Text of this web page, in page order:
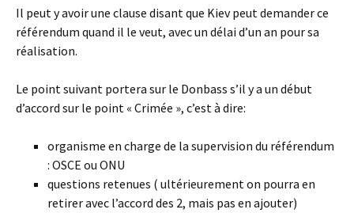
Il peut y avoir une clause disant que Kiev peut demander ce
référendum quand il le veut, avec un délai d’un an pour sa
réalisation.
Le point suivant portera sur le Donbass s’il y a un début
d’accord sur le point « Crimée », c’est à dire:
organisme en charge de la supervision du référendum
: OSCE ou ONU
questions retenues ( ultérieurement on pourra en
retirer avec l’accord des 2, mais pas en ajouter)